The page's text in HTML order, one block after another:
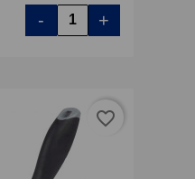
- +
favorite_border